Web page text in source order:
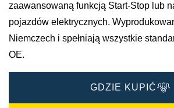
zaawansowaną funkcją Start-Stop lub
pojazdów elektrycznych.
Niemczech i spełniają wszystkie
OE.
GDZIE KUPIĆ